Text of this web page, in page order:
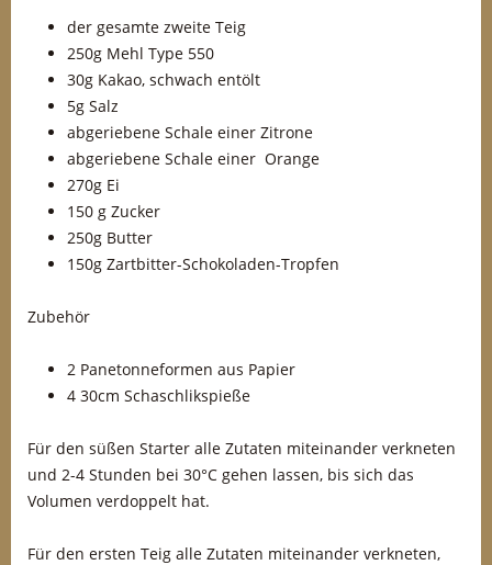
der gesamte zweite Teig
250g Mehl Type 550
30g Kakao, schwach entölt
5g Salz
abgeriebene Schale einer Zitrone
abgeriebene Schale einer Orange
270g Ei
150 g Zucker
250g Butter
150g Zartbitter-Schokoladen-Tropfen
Zubehör
2 Panetonneformen aus Papier
4 30cm Schaschlikspieße
Für den süßen Starter alle Zutaten miteinander verkneten
und 2-4 Stunden bei 30°C gehen lassen, bis sich das
Volumen verdoppelt hat.
Für den ersten Teig alle Zutaten miteinander verkneten,